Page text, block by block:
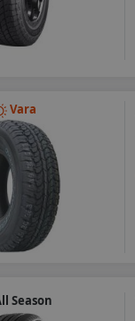
Vara
Season